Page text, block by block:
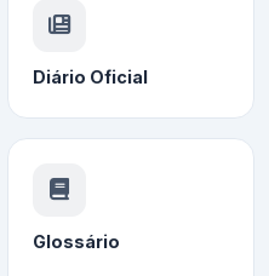
Diário Oficial
Glossário